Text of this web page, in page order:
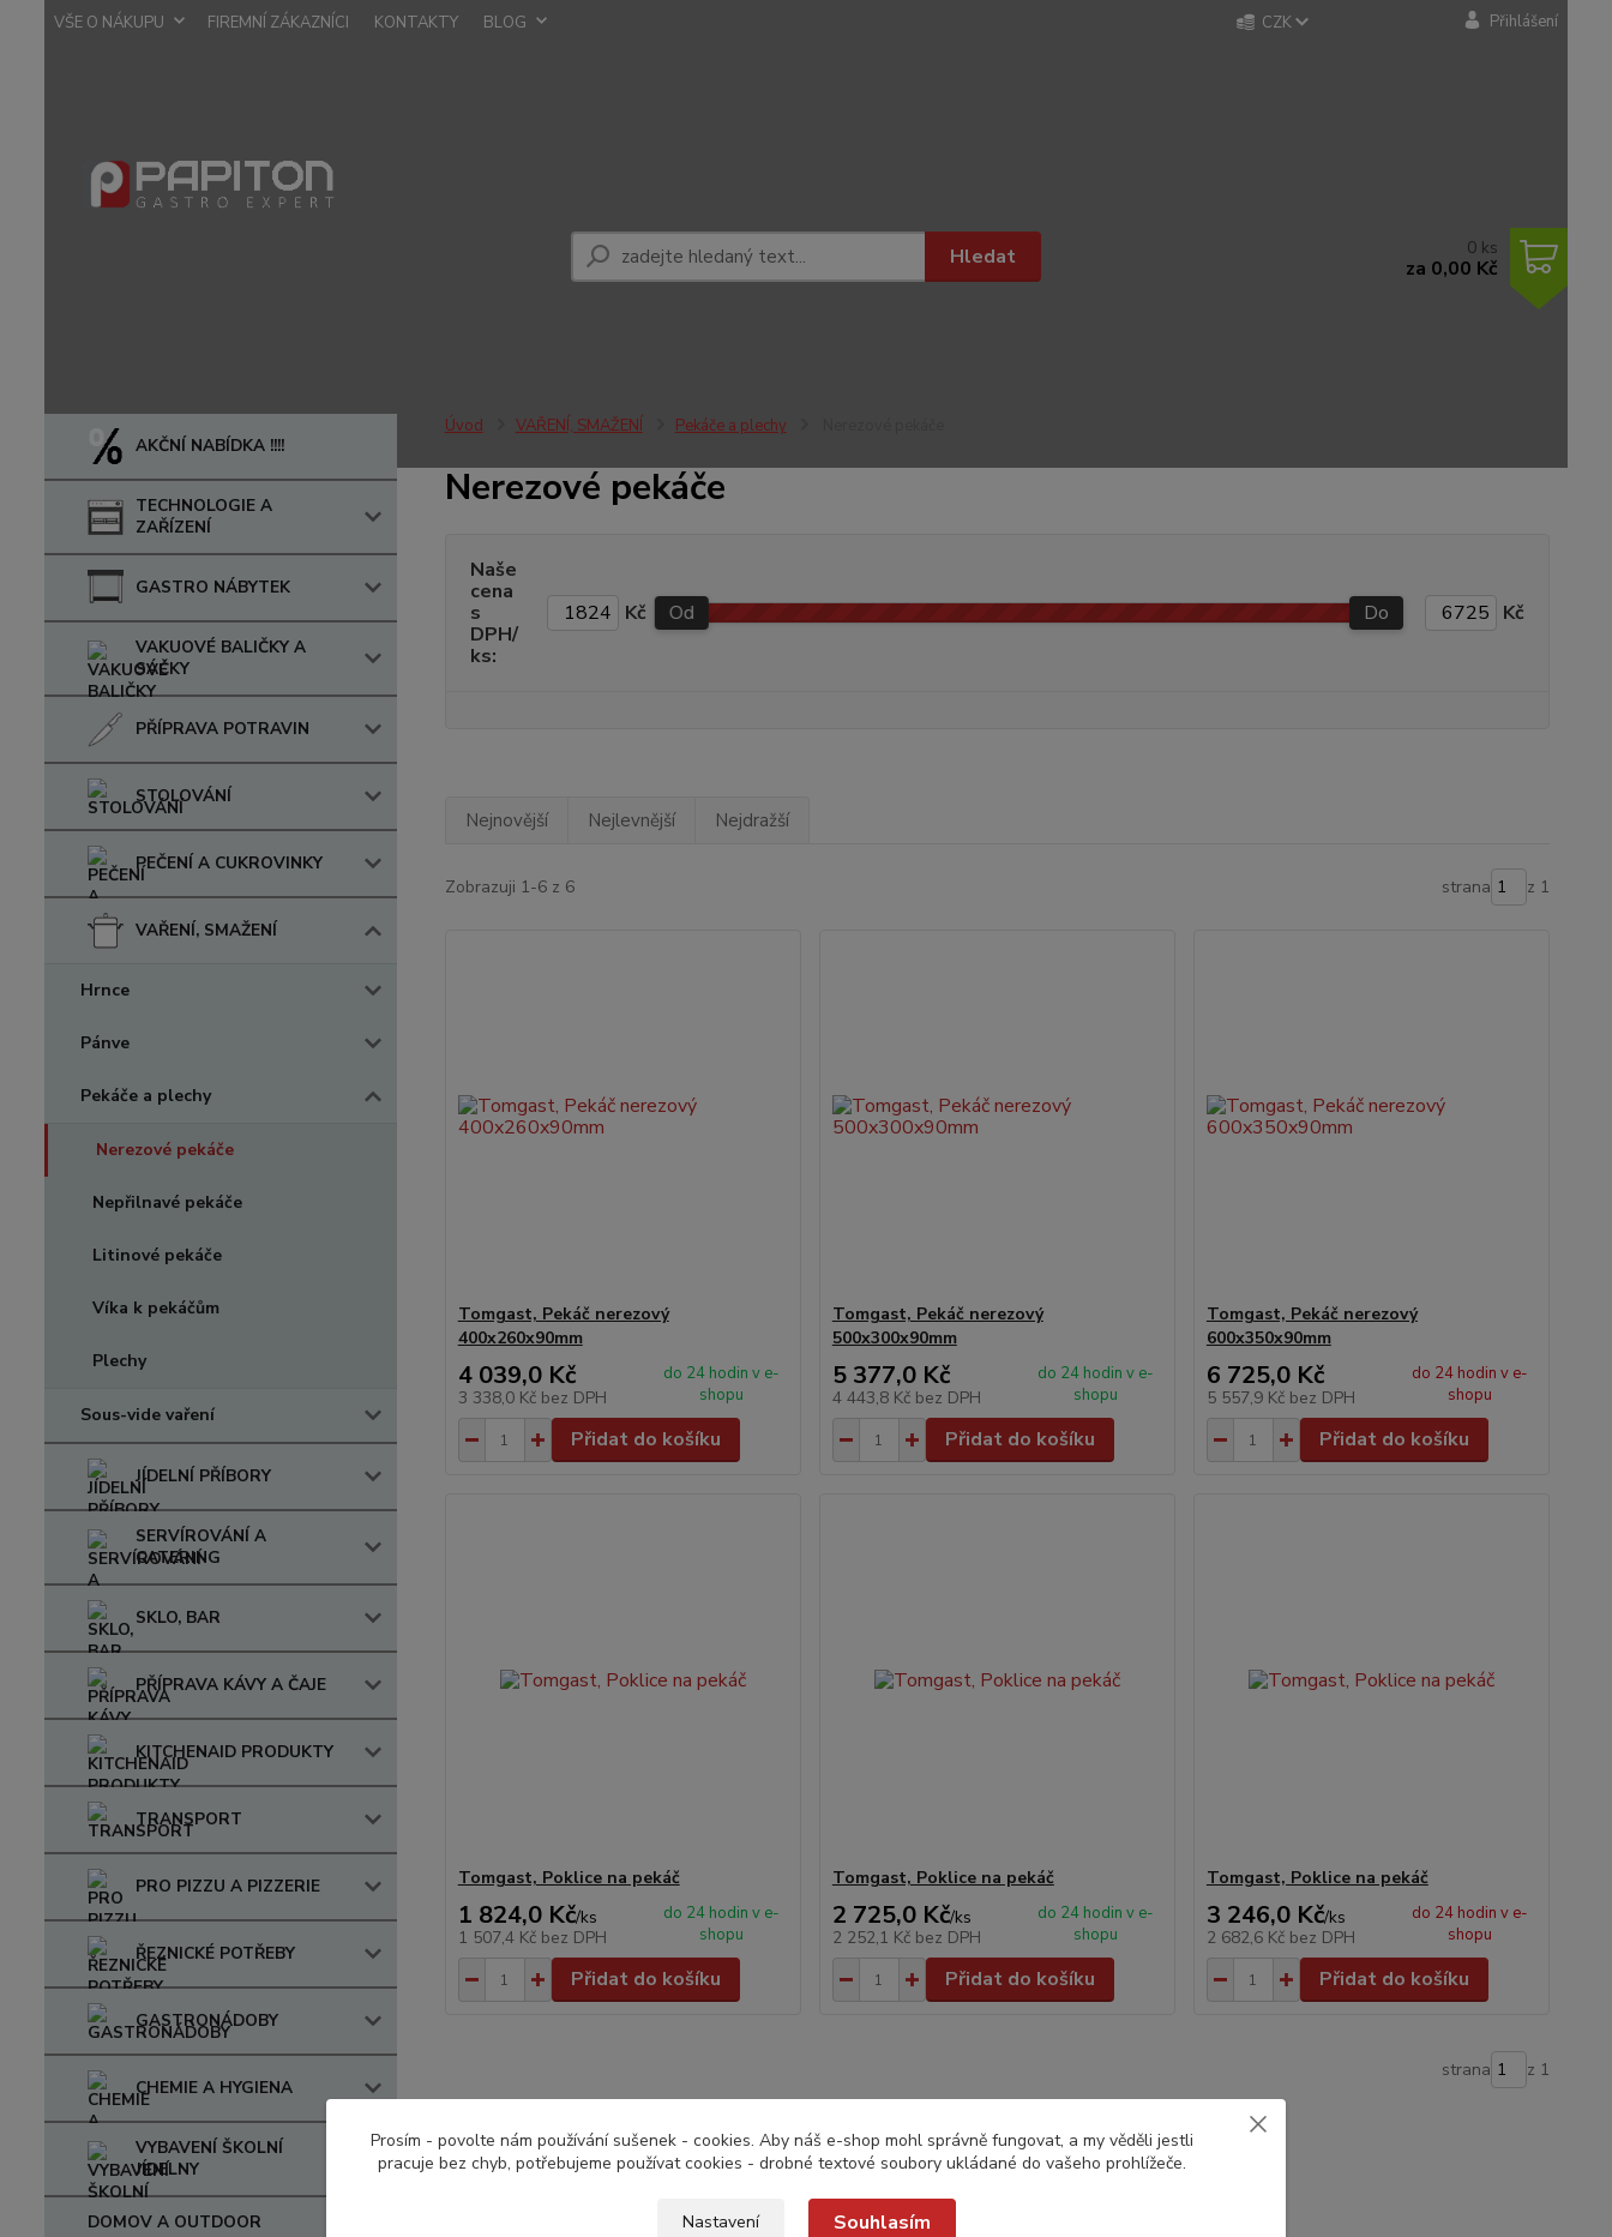
VŠE O NÁKUPU FIREMNÍ ZÁKAZNÍCI KONTAKTY BLOG CZK Přihlášení
Hledat 0 ks
za 0,00 Kč
AKČNÍ NABÍDKA !!!!
TECHNOLOGIE A
ZAŘÍZENÍ
GASTRO NÁBYTEK
VAKUOVÉ BALIČKY A
SÁČKY
PŘÍPRAVA POTRAVIN
STOLOVÁNÍ
PEČENÍ A CUKROVINKY
VAŘENÍ, SMAŽENÍ
Hrnce
Pánve
Pekáče a plechy
Nerezové pekáče
Nepřilnavé pekáče
Litinové pekáče
Víka k pekáčům
Plechy
Sous-vide vaření
JÍDELNÍ PŘÍBORY
SERVÍROVÁNÍ A
CATERING
SKLO, BAR
PŘÍPRAVA KÁVY A ČAJE
KITCHENAID PRODUKTY
TRANSPORT
PRO PIZZU A PIZZERIE
ŘEZNICKÉ POTŘEBY
GASTRONÁDOBY
CHEMIE A HYGIENA
VYBAVENÍ ŠKOLNÍ
JÍDELNY
DOMOV A OUTDOOR
Úvod VAŘENÍ, SMAŽENÍ Pekáče a plechy
Nerezové pekáče
Naše
cena
s
DPH/
ks:
Kč Od Do Kč
Nejnovější Nejlevnější Nejdražší
Zobrazuji 1-6 z 6 strana z 1
Tomgast, Pekáč nerezový
400x260x90mm
4 039,0 Kč
3 338,0 Kč bez DPH
do 24 hodin v e-
shopu
Přidat do košíku
Tomgast, Pekáč nerezový
500x300x90mm
5 377,0 Kč
4 443,8 Kč bez DPH
do 24 hodin v e-
shopu
Přidat do košíku
Tomgast, Pekáč nerezový
600x350x90mm
6 725,0 Kč
5 557,9 Kč bez DPH
do 24 hodin v e-
shopu
Přidat do košíku
Tomgast, Poklice na pekáč
1 824,0 Kč/ks
1 507,4 Kč bez DPH
do 24 hodin v e-
shopu
Přidat do košíku
Tomgast, Poklice na pekáč
2 725,0 Kč/ks
2 252,1 Kč bez DPH
do 24 hodin v e-
shopu
Přidat do košíku
Tomgast, Poklice na pekáč
3 246,0 Kč/ks
2 682,6 Kč bez DPH
do 24 hodin v e-
shopu
Přidat do košíku
strana z 1
Prosím - povolte nám používání sušenek - cookies. Aby náš e-shop mohl správně fungovat, a my věděli jestli
pracuje bez chyb, potřebujeme používat cookies - drobné textové soubory ukládané do vašeho prohlížeče.
Nastavení Souhlasím